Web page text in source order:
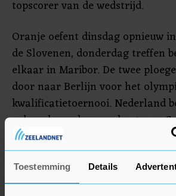
Toestemming Details
topscorer van de wedstrijd.
Oranje oefent dinsdag opnieuw
de Slovenen, donderdag treffen
elkaar in Maribor. De twee
door naar Berlijn voor het
kwalificatietoernooi. Nederland
volgende week maandag tegen
Slovenië in september in de EK-
versloeg.